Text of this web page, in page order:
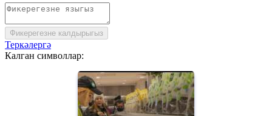
Фикерегезне калдырыгыз
Теркәлергә
Калган символлар: